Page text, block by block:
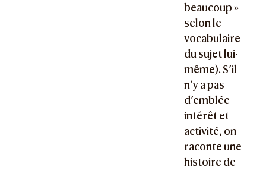
beaucoup »
selon le
vocabulaire
du sujet lui-
même). S’il
n’y a pas
d’emblée
intérêt et
activité, on
raconte une
histoire de